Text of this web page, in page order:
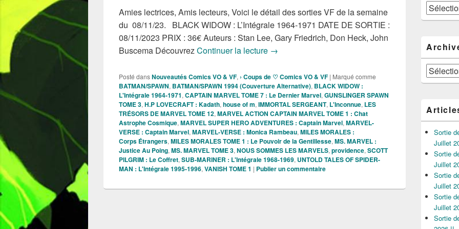
Amies lectrices, Amis lecteurs, Voici le détail des sorties VF de la semaine
du 08/11/23. BLACK WIDOW : L’Intégrale 1964-1971 DATE DE SORTIE :
08/11/2023 PRIX : 36€ Auteurs : Stan Lee, Gary Friedrich, Don Heck, John
Buscema DécouvrezContinuer la lecture Sorties des Comics VF de la semaine du 08/11/
→
Posté dansNouveautés Comics VO & VF, › Coups de ♡ Comics VO & VF | Marqué comme
BATMAN/SPAWN, BATMAN/SPAWN 1994 (Couverture Alternative), BLACK WIDOW :
L'Intégrale 1964-1971, CAPTAIN MARVEL TOME 7 : Le Dernier Marvel, GUNSLINGER SPAWN
TOME 3, H.P LOVECRAFT : Kadath, house of m, IMMORTAL SERGEANT, L'Inconnue, LES
TRÉSORS DE MARVEL TOME 12, MARVEL ACTION CAPTAIN MARVEL TOME 1 : Chat
Astrophe Cosmique, MARVEL SUPER HERO ADVENTURES : Captain Marvel, MARVEL-
VERSE : Captain Marvel, MARVEL-VERSE : Monica Rambeau, MILES MORALES :
Corps Étrangers, MILES MORALES TOME 1 : Le Pouvoir de la Gentillesse, MS. MARVEL :
Justice Au Poing, MS. MARVEL TOME 3, NOUS SOMMES LES MARVELS, providence, SCOTT
PILGRIM : Le Coffret, SUB-MARINER : L'Intégrale 1968-1969, UNTOLD TALES OF SPIDER-
MAN : L'Intégrale 1995-1996, VANISH TOME 1 | Publier un commentaire
Catégories
Archives
Sortie
Juillet
Sortie
Juillet
Sortie
Juillet
Sortie
Juillet
Sortie